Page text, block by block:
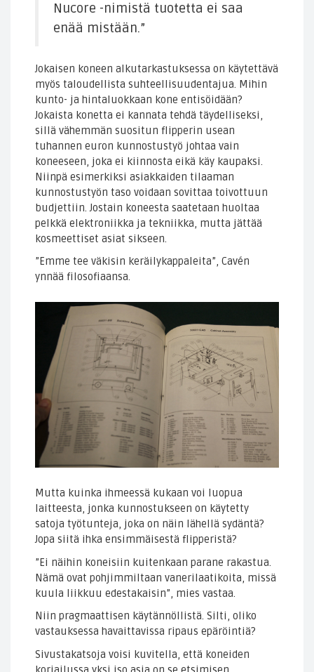
Nucore -nimistä tuotetta ei saa
enää mistään.”
Jokaisen koneen alkutarkastuksessa on käytettävä
myös taloudellista suhteellisuudentajua. Mihin
kunto- ja hintaluokkaan kone entisöidään?
Jokaista konetta ei kannata tehdä täydelliseksi,
sillä vähemmän suositun flipperin usean
tuhannen euron kunnostustyö johtaa vain
koneeseen, joka ei kiinnosta eikä käy kaupaksi.
Niinpä esimerkiksi asiakkaiden tilaaman
kunnostustyön taso voidaan sovittaa toivottuun
budjettiin. Jostain koneesta saatetaan huoltaa
pelkkä elektroniikka ja tekniikka, mutta jättää
kosmeettiset asiat sikseen.
”Emme tee väkisin keräilykappaleita”, Cavén
ynnää filosofiaansa.
Mutta kuinka ihmeessä kukaan voi luopua
laitteesta, jonka kunnostukseen on käytetty
satoja työtunteja, joka on näin lähellä sydäntä?
Jopa siitä ihka ensimmäisestä flipperistä?
”Ei näihin koneisiin kuitenkaan parane rakastua.
Nämä ovat pohjimmiltaan vanerilaatikoita, missä
kuula liikkuu edestakaisin”, mies vastaa.
Niin pragmaattisen käytännöllistä. Silti, oliko
vastauksessa havaittavissa ripaus epäröintiä?
Sivustakatsoja voisi kuvitella, että koneiden